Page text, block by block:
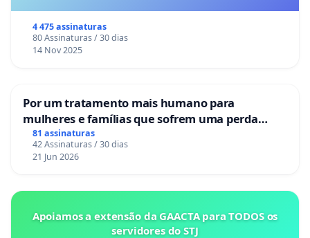
4 475 assinaturas
80 Assinaturas / 30 dias
14 Nov 2025
Por um tratamento mais humano para
mulheres e famílias que sofrem uma perda
gestacional nos hospitais portugueses
81 assinaturas
42 Assinaturas / 30 dias
21 Jun 2026
Apoiamos a extensão da GAACTA para TODOS os
servidores do STJ